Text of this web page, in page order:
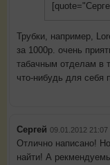
Трубки, например,
за 1000р. очень
табачным отделам в
что-нибудь для себя
Сергей 09.01.2012 21:07
Отлично написано!
найти! А